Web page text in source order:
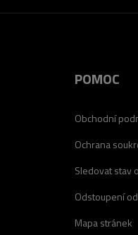
POMOC
Obchodní
Ochrana
Sledovat stav
Odstoupení
Mapa stránek